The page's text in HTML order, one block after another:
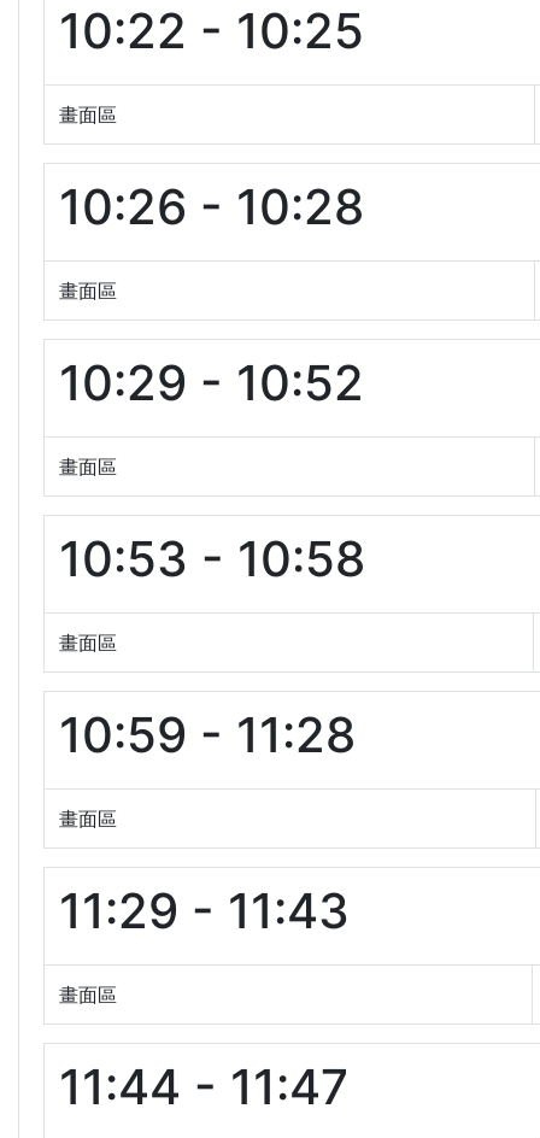
10:22 - 10:25
畫面區
10:26 - 10:28
畫面區
10:29 - 10:52
畫面區
10:53 - 10:58
畫面區
10:59 - 11:28
畫面區
11:29 - 11:43
畫面區
11:44 - 11:47